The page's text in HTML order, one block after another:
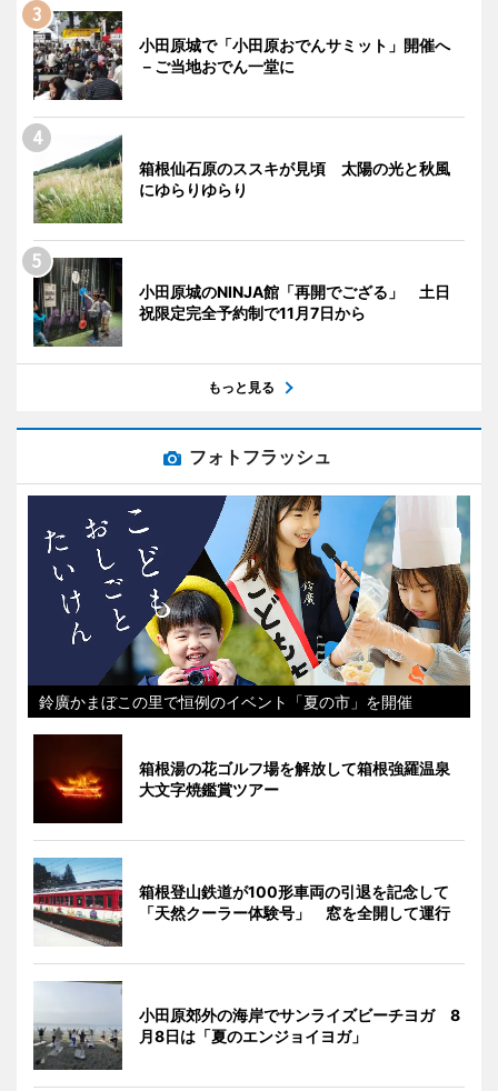
小田原城で「小田原おでんサミット」開催へ
－ご当地おでん一堂に
箱根仙石原のススキが見頃 太陽の光と秋風
にゆらりゆらり
小田原城のNINJA館「再開でござる」 土日
祝限定完全予約制で11月7日から
もっと見る
フォトフラッシュ
鈴廣かまぼこの里で恒例のイベント「夏の市」を開催
箱根湯の花ゴルフ場を解放して箱根強羅温泉
大文字焼鑑賞ツアー
箱根登山鉄道が100形車両の引退を記念して
「天然クーラー体験号」 窓を全開して運行
小田原郊外の海岸でサンライズビーチヨガ 8
月8日は「夏のエンジョイヨガ」